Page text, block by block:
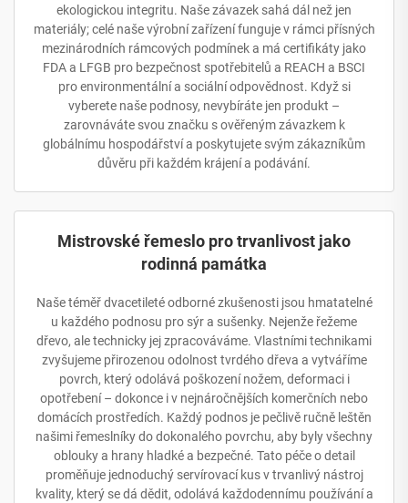
ekologickou integritu. Naše závazek sahá dál než jen
materiály; celé naše výrobní zařízení funguje v rámci přísných
mezinárodních rámcových podmínek a má certifikáty jako
FDA a LFGB pro bezpečnost spotřebitelů a REACH a BSCI
pro environmentální a sociální odpovědnost. Když si
vyberete naše podnosy, nevybíráte jen produkt –
zarovnáváte svou značku s ověřeným závazkem k
globálnímu hospodářství a poskytujete svým zákazníkům
důvěru při každém krájení a podávání.
Mistrovské řemeslo pro trvanlivost jako
rodinná památka
Naše téměř dvacetileté odborné zkušenosti jsou hmatatelné
u každého podnosu pro sýr a sušenky. Nejenže řežeme
dřevo, ale technicky jej zpracováváme. Vlastními technikami
zvyšujeme přirozenou odolnost tvrdého dřeva a vytváříme
povrch, který odolává poškození nožem, deformaci i
opotřebení – dokonce i v nejnáročnějších komerčních nebo
domácích prostředích. Každý podnos je pečlivě ručně leštěn
našimi řemeslníky do dokonalého povrchu, aby byly všechny
oblouky a hrany hladké a bezpečné. Tato péče o detail
proměňuje jednoduchý servírovací kus v trvanlivý nástroj
kvality, který se dá dědit, odolává každodennímu používání a